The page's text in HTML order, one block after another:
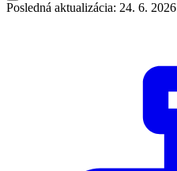
Posledná aktualizácia: 24. 6. 2026